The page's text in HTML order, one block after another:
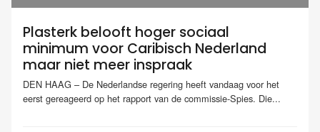
Plasterk belooft hoger sociaal
minimum voor Caribisch Nederland
maar niet meer inspraak
DEN HAAG – De Nederlandse regering heeft vandaag voor het
eerst gereageerd op het rapport van de commissie-Spies. Die...